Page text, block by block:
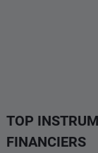
TOP
FINANCIERS